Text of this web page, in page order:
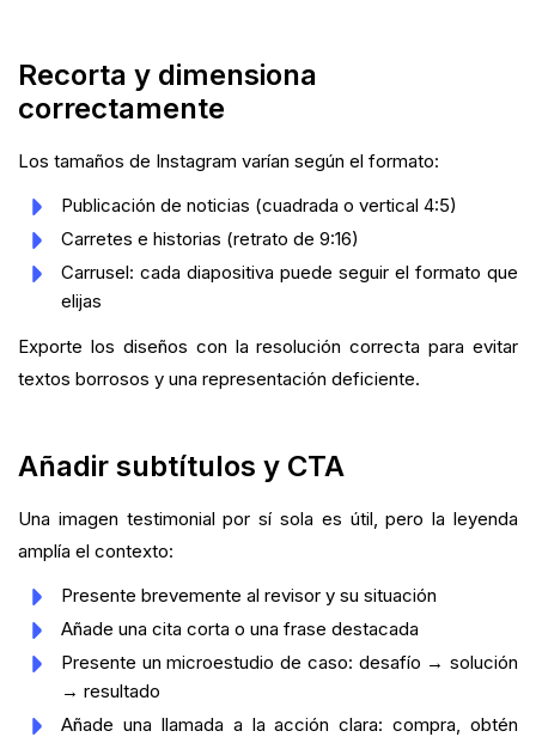
Recorta y dimensiona
correctamente
Los tamaños de Instagram varían según el formato:
Publicación de noticias (cuadrada o vertical 4:5)
Carretes e historias (retrato de 9:16)
Carrusel: cada diapositiva puede seguir el formato que
elijas
Exporte los diseños con la resolución correcta para evitar
textos borrosos y una representación deficiente.
Añadir subtítulos y CTA
Una imagen testimonial por sí sola es útil, pero la leyenda
amplía el contexto:
Presente brevemente al revisor y su situación
Añade una cita corta o una frase destacada
Presente un microestudio de caso: desafío → solución
→ resultado
Añade una llamada a la acción clara: compra, obtén